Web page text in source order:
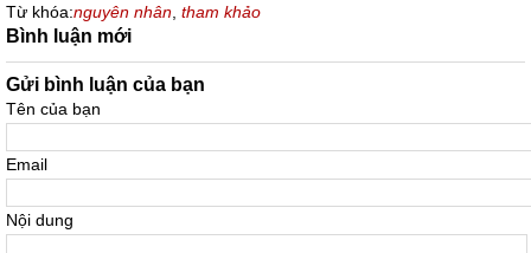
Từ khóa:nguyên nhân tham khảo
Bình luận mới
Gửi bình luận của bạn
Tên của bạn
Email
Nội dung